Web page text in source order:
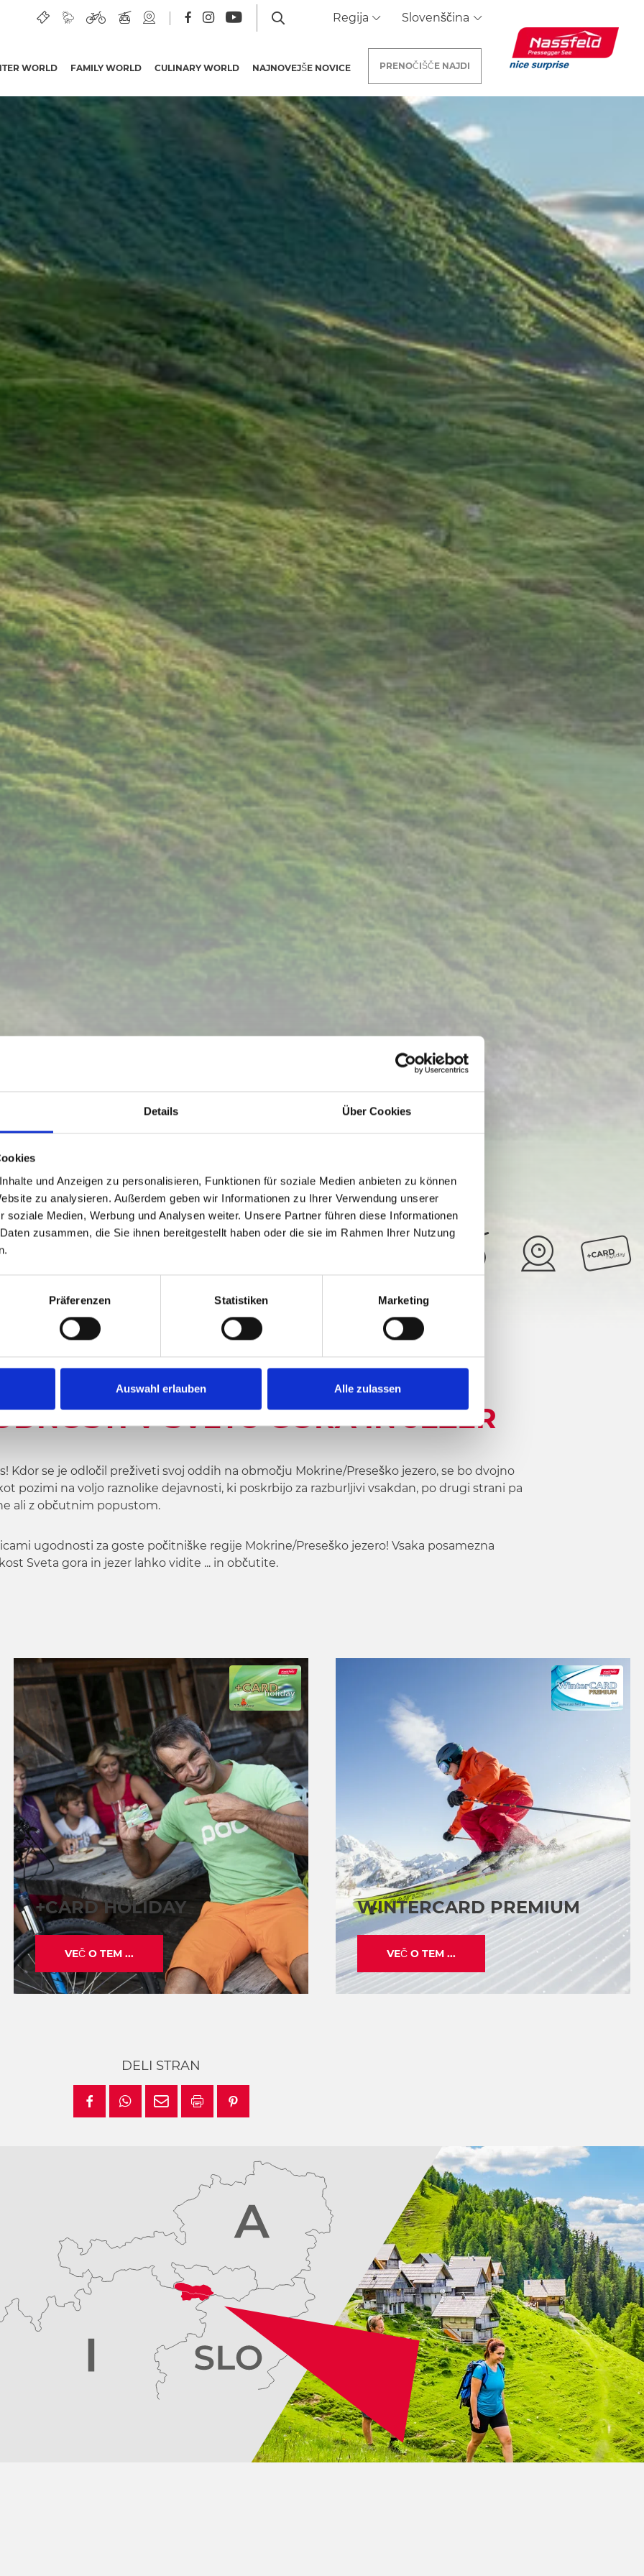
Details Über Cookies
und Anzeigen zu personalisieren, Funktionen für soziale Medien anbieten zu können
zu analysieren. Außerdem geben wir Informationen zu Ihrer Verwendung unserer
soziale Medien, Werbung und Analysen weiter. Unsere Partner führen diese Informationen
zusammen, die Sie ihnen bereitgestellt haben oder die sie im Rahmen Ihrer Nutzung
Präferenzen Statistiken Marketing
Auswahl erlauben Alle zulassen
Regija Slovenščina
WORLD FAMILY WORLD CULINARY WORLD NAJNOVEJŠE NOVICE PRENOČIŠČE NAJDI
Hoteli v regiji
Mokrine/Preseško jezero
Skupinska potovanja
Doživljajske ponudbe
Kartice PREMIUM
Koroška pobuda za
kakovost
Motorsko območje
Koroška
17°
MOKRINE/PRESEŠKO JEZERO
V SVETU GORA IN JEZER
Kdor se je odločil preživeti svoj oddih na območju Mokrine/Preseško jezero, se bo dvojno
pozimi na voljo raznolike dejavnosti, ki poskrbijo za razburljivi vsakdan, po drugi strani pa
ali z občutnim popustom.
ugodnosti za goste počitniške regije Mokrine/Preseško jezero! Vsaka posamezna
Sveta gora in jezer lahko vidite ... in občutite.
+CARD HOLIDAY
VEČ O TEM ...
WINTERCARD PREMIUM
VEČ O TEM ...
DELI STRAN